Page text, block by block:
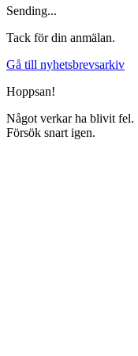
Sending...
Tack för din anmälan.
Gå till nyhetsbrevsarkiv
Hoppsan!
Något verkar ha blivit fel.
Försök snart igen.